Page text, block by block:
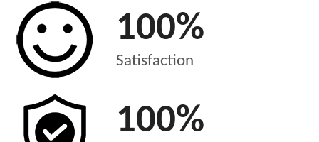
100%
Satisfaction
100%